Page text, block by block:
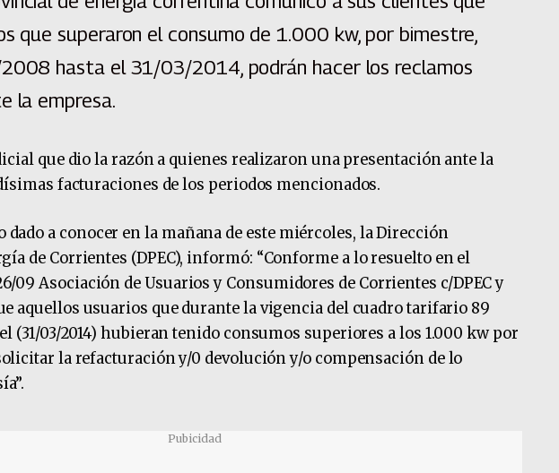
que superaron el consumo de 1.000 kw, por bimestre,
hasta el 31/03/2014, podrán hacer los reclamos
la empresa.
que dio la razón a quienes realizaron una presentación ante la
facturaciones de los periodos mencionados.
dado a conocer en la mañana de este miércoles, la Dirección
de Corrientes (DPEC), informó: “Conforme a lo resuelto en el
09 Asociación de Usuarios y Consumidores de Corrientes c/DPEC y
aquellos usuarios que durante la vigencia del cuadro tarifario 89
el (31/03/2014) hubieran tenido consumos superiores a los 1.000 kw por
la refacturación y/0 devolución y/o compensación de lo
Pubicidad